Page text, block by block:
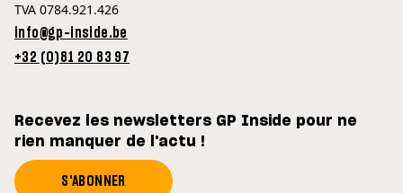
TVA 0784.921.426
info@gp-inside.be
+32 (0)81 20 83 97
Recevez les newsletters GP Inside pour ne
rien manquer de l'actu !
S'ABONNER